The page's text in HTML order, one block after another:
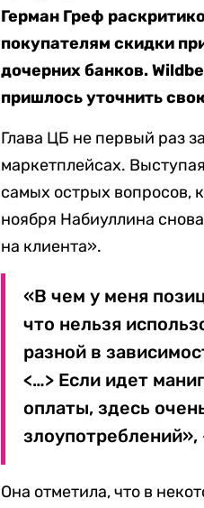
Герман Греф
покупателям скидки
дочерних банков.
пришлось уточнить
Глава ЦБ не первый раз
маркетплейсах.
самых острых вопросов,
ноября Набиуллина
на клиента».
«В чем у меня
что нельзя
разной в
<…> Если идет
оплаты, здесь
злоупотреблений»,
Она отметила, что в